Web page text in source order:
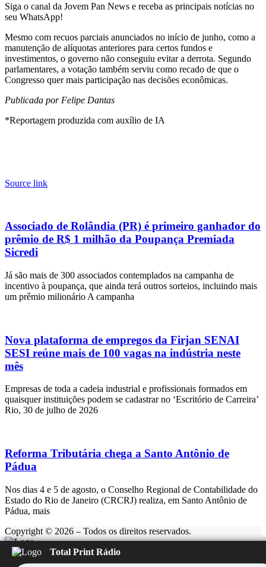
Siga o canal da Jovem Pan News e receba as principais notícias no
seu WhatsApp!
Mesmo com recuos parciais anunciados no início de junho, como a
manutenção de alíquotas anteriores para certos fundos e
investimentos, o governo não conseguiu evitar a derrota. Segundo
parlamentares, a votação também serviu como recado de que o
Congresso quer mais participação nas decisões econômicas.
Publicada por Felipe Dantas
*Reportagem produzida com auxílio de IA
Source link
Associado de Rolândia (PR) é primeiro ganhador do
prêmio de R$ 1 milhão da Poupança Premiada
Sicredi
Já são mais de 300 associados contemplados na campanha de
incentivo à poupança, que ainda terá outros sorteios, incluindo mais
um prêmio milionário A campanha
Nova plataforma de empregos da Firjan SENAI
SESI reúne mais de 100 vagas na indústria neste
mês
Empresas de toda a cadeia industrial e profissionais formados em
quaisquer instituições podem se cadastrar no ‘Escritório de Carreira’
Rio, 30 de julho de 2026
Reforma Tributária chega a Santo Antônio de
Pádua
Nos dias 4 e 5 de agosto, o Conselho Regional de Contabilidade do
Estado do Rio de Janeiro (CRCRJ) realiza, em Santo Antônio de
Pádua, mais
Copyright © 2026 – Todos os direitos reservados.
Total Print Rádio
Rádio Feliz
Carregando...